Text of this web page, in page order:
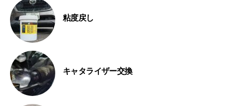
粘度戻し
キャタライザー交換